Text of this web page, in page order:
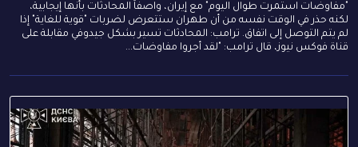
"مفاوضات استمرت طوال اليوم" مع إيران، واصفاً المحادثات بأنها إيجابية،
لكنه حذر في الوقت نفسه من أن طهران ستتعرض لضربات "قوية للغاية" إذا
لم يتم التوصل إلى اتفاق. ترامب: المحادثات تسير بشكل جيدوفي مقابلة على
قناة فوكس نيوز، قال ترامب: "لقد أجروا مفاوضات...